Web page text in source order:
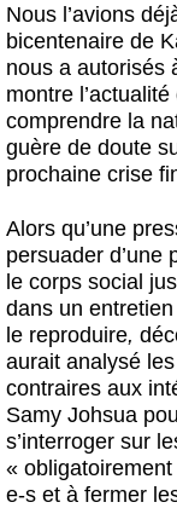
Nous l’avions
bicentenaire de
nous a autorisés
montre
comprendre la
guère de doute
prochaine crise
Alors qu’une
persuader d’une
le corps social
dans un
le reproduire,
aurait analysé
contraires aux
Samy Johsua
s’interroger sur
«
e-s et à fermer